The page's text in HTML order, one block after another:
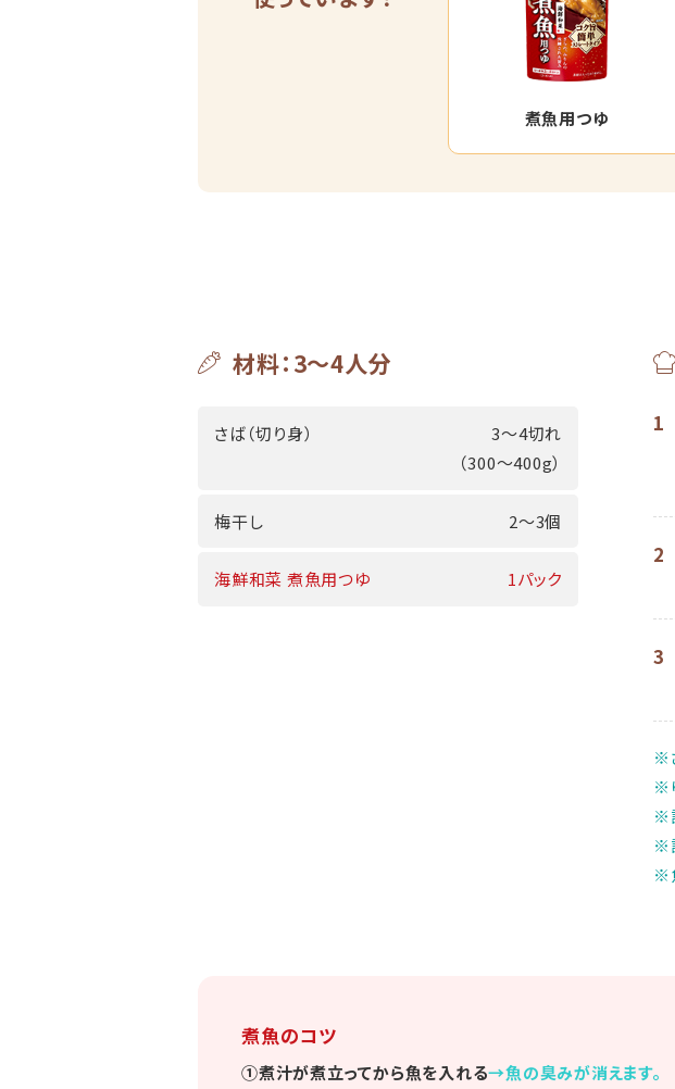
煮魚用つゆ
材料：3～4人分
さば（切り身）
3～4切れ
（300～400g）
梅干し 2～3個
海鮮和菜 煮魚用つゆ 1パック
1
2
3
※
※
※
※
※
煮魚のコツ
①煮汁が煮立ってから魚を入れる→魚の臭みが消えます。